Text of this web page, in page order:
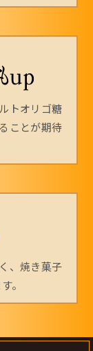
トオリゴ糖
ことが期待
、焼き菓子
。